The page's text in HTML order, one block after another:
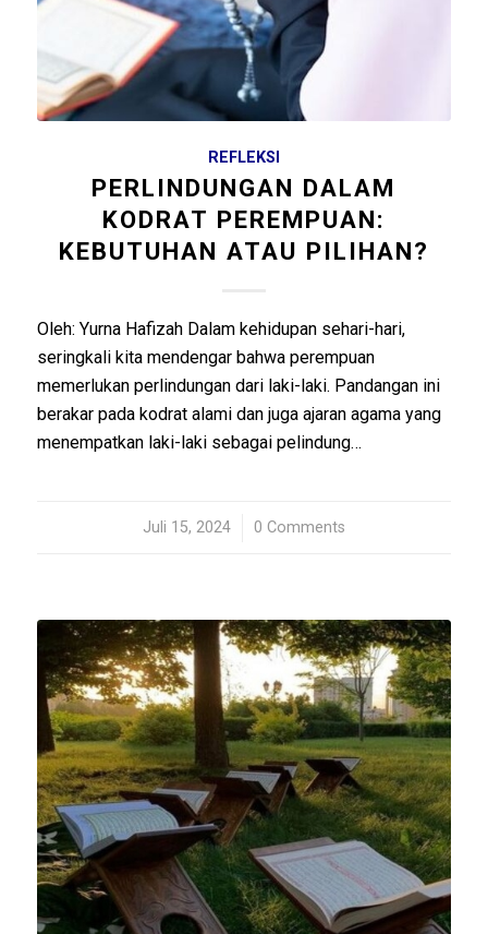
REFLEKSI
PERLINDUNGAN DALAM
KODRAT PEREMPUAN:
KEBUTUHAN ATAU PILIHAN?
Oleh: Yurna Hafizah Dalam kehidupan sehari-hari,
seringkali kita mendengar bahwa perempuan
memerlukan perlindungan dari laki-laki. Pandangan ini
berakar pada kodrat alami dan juga ajaran agama yang
menempatkan laki-laki sebagai pelindung…
Juli 15, 2024
/ 0 Comments